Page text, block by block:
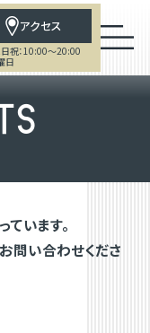
アクセス
祝：10:00～20:00
日
S
います。
問い合わせくださ